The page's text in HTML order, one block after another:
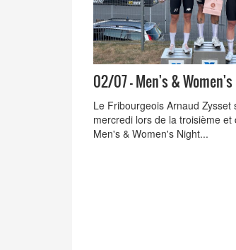
02/07 - Men's &
Le Fribourgeois Arnaud Zysset
mercredi lors de la troisième
Men's & Women's Night...